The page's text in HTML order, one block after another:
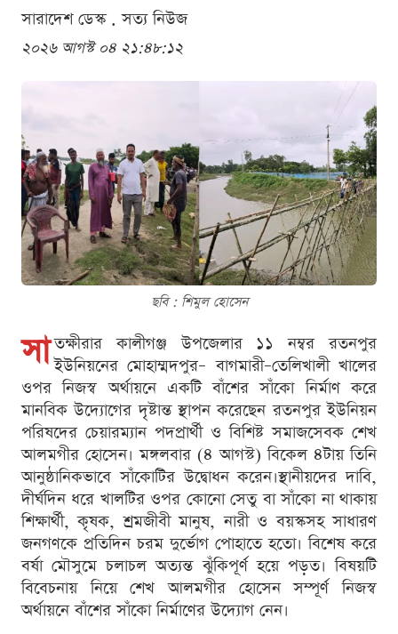
সারাদেশ ডেস্ক . সত্য নিউজ
২০২৬ আগস্ট ০৪ ২১:৪৮:১২
ছবি : শিমুল হোসেন
সা তক্ষীরার কালীগঞ্জ উপজেলার ১১ নম্বর রতনপুর
ইউনিয়নের মোহাম্মদপুর– বাগমারী–তেলিখালী খালের
ওপর নিজস্ব অর্থায়নে একটি বাঁশের সাঁকো নির্মাণ করে
মানবিক উদ্যোগের দৃষ্টান্ত স্থাপন করেছেন রতনপুর ইউনিয়ন
পরিষদের চেয়ারম্যান পদপ্রার্থী ও বিশিষ্ট সমাজসেবক শেখ
আলমগীর হোসেন। মঙ্গলবার (৪ আগস্ট) বিকেল ৪টায় তিনি
আনুষ্ঠানিকভাবে সাঁকোটির উদ্বোধন করেন।স্থানীয়দের দাবি,
দীর্ঘদিন ধরে খালটির ওপর কোনো সেতু বা সাঁকো না থাকায়
শিক্ষার্থী, কৃষক, শ্রমজীবী মানুষ, নারী ও বয়স্কসহ সাধারণ
জনগণকে প্রতিদিন চরম দুর্ভোগ পোহাতে হতো। বিশেষ করে
বর্ষা মৌসুমে চলাচল অত্যন্ত ঝুঁকিপূর্ণ হয়ে পড়ত। বিষয়টি
বিবেচনায় নিয়ে শেখ আলমগীর হোসেন সম্পূর্ণ নিজস্ব
অর্থায়নে বাঁশের সাঁকো নির্মাণের উদ্যোগ নেন।